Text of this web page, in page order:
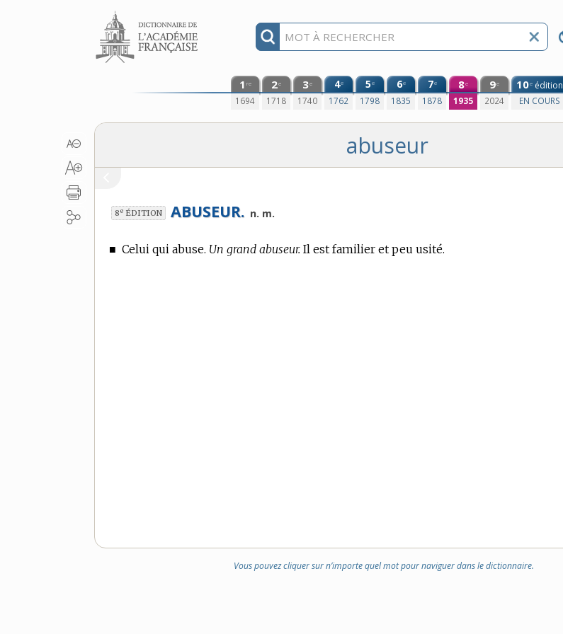
Aller au contenu
1 re
1694
2e
1718
3e
1740
4e
1762
5e
1798
6e
1835
7e
1878
8e
1935
9e
2024
10e édition
EN COURS
abuseur
8e ÉDITION ABUSEUR. n. m.
■ Celui qui abuse. Un grand abuseur. Il est familier et peu usité.
Vous pouvez cliquer sur n’importe quel mot pour naviguer dans le dictionnaire.